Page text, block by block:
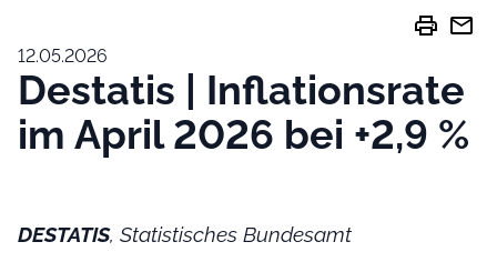
print mail
12.05.2026
Destatis | Inflationsrate
im April 2026 bei +2,9 %
DESTATIS, Statistisches Bundesamt